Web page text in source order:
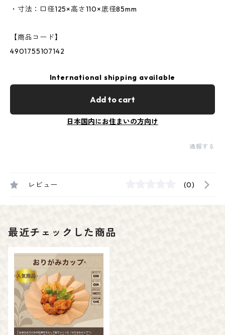
・寸法：口径125×高さ110×底径85mm
【商品コード】
4901755107142
International shipping available
Add to cart
日本国内にお住まいの方向け
通報する
レビュー (0)
最近チェックした商品